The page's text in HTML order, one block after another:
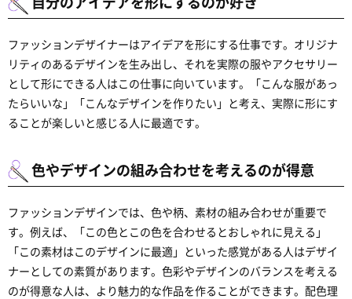
ファッションデザイナーはアイデアを形にする仕事です。オリジナ
リティのあるデザインを生み出し、それを実際の服やアクセサリー
として形にできる人はこの仕事に向いています。「こんな服があっ
たらいいな」「こんなデザインを作りたい」と考え、実際に形にす
ることが楽しいと感じる人に最適です。
色やデザインの組み合わせを考えるのが得意
ファッションデザインでは、色や柄、素材の組み合わせが重要で
す。例えば、「この色とこの色を合わせるとおしゃれに見える」
「この素材はこのデザインに最適」といった感覚がある人はデザイ
ナーとしての素質があります。色彩やデザインのバランスを考える
のが得意な人は、より魅力的な作品を作ることができます。配色理